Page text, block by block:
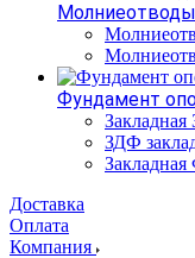
Молниеотводы
Фундамент
Закладная
ЗДФ
Доставка
Оплата
Компания